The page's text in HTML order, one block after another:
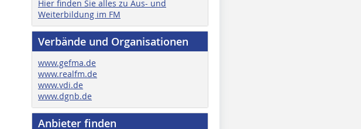
Hier finden Sie alles zu Aus- und
Weiterbildung im FM
Verbände und Organisationen
www.gefma.de
www.realfm.de
www.vdi.de
www.dgnb.de
Anbieter finden